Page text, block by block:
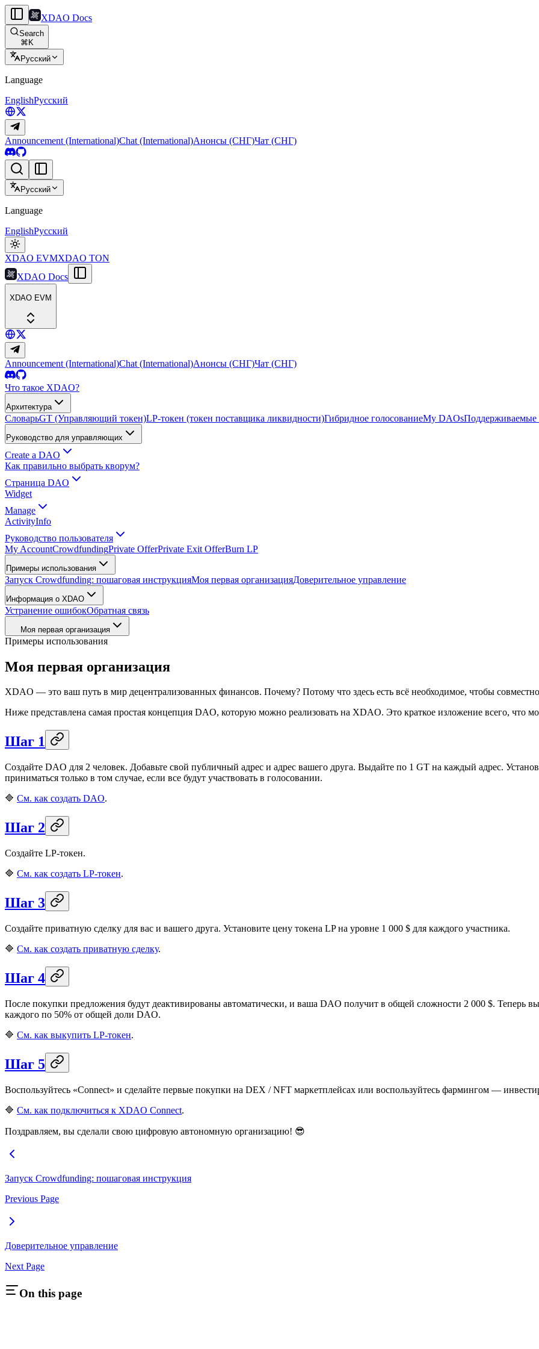
XDAO Docs
Search
⌘ K
Русский
Language
EnglishРусский
Announcement (International)Chat (International)Анонсы (СНГ)Чат (СНГ)
Русский
Language
EnglishРусский
XDAO EVMXDAO TON
XDAO Docs
XDAO EVM
Announcement (International)Chat (International)Анонсы (СНГ)Чат (СНГ)
Что такое XDAO?
Архитектура
СловарьGT (Управляющий токен)LP-токен (токен поставщика ликвидности)Гибридное голосованиеMy DAOsПоддерживаемые
Руководство для управляющих
Create a DAO
Как правильно выбрать кворум?
Страница DAO
Widget
Manage
ActivityInfo
Руководство пользователя
My AccountCrowdfundingPrivate OfferPrivate Exit OfferBurn LP
Примеры использования
Запуск Crowdfunding: пошаговая инструкцияМоя первая организацияДоверительное управление
Информация о XDAO
Устранение ошибокОбратная связь
Моя первая организация
Примеры использования
Моя первая организация
XDAO — это ваш путь в мир децентрализованных финансов. Почему? Потому что здесь есть всё необходимое, чтобы совместно
Ниже представлена самая простая концепция DAO, которую можно реализовать на XDAO. Это краткое изложение всего, что
Шаг 1
Создайте DAO для 2 человек. Добавьте свой публичный адрес и адрес вашего друга. Выдайте по 1 GT на каждый адрес.
приниматься только в том случае, если все будут участвовать в голосовании.
🔷 См. как создать DAO.
Шаг 2
Создайте LP-токен.
🔷 См. как создать LP-токен.
Шаг 3
Создайте приватную сделку для вас и вашего друга. Установите цену токена LP на уровне 1 000 $ для каждого участника.
🔷 См. как создать приватную сделку.
Шаг 4
После покупки предложения будут деактивированы автоматически, и ваша DAO получит в общей сложности 2 000 $. Теперь
каждого по 50% от общей доли DAO.
🔷 См. как выкупить LP-токен.
Шаг 5
Воспользуйтесь «Connect» и сделайте первые покупки на DEX / NFT маркетплейсах или воспользуйтесь фармингом —
🔷 См. как подключиться к XDAO Connect.
Поздравляем, вы сделали свою цифровую автономную организацию! 😎
Запуск Crowdfunding: пошаговая инструкция
Previous Page
Доверительное управление
Next Page
On this page